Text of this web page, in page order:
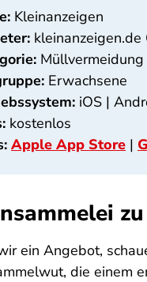
Kleinanzeigen
kleinanzeigen.de
Müllvermeidung
Erwachsene
iOS |
kostenlos
Apple App Store |
ein Angebot,
die einem